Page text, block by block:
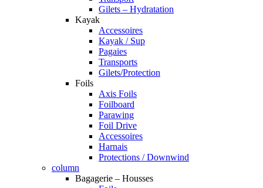
Gilets – Hydratation
Kayak
Accessoires
Kayak / Sup
Pagaies
Transports
Gilets/Protection
Foils
Axis Foils
Foilboard
Parawing
Foil Drive
Accessoires
Harnais
Protections / Downwind
column
Bagagerie – Housses